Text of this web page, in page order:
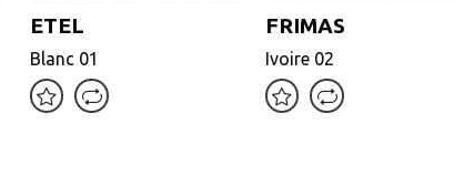
ETEL
Blanc 01
Uni
Voilage
ETEL
Blanc 01
FRIMAS
Ivoire 02
Motifs tissés (Jacquard)
FRIMAS
Ivoire 02